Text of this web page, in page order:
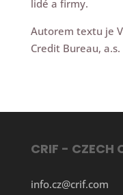
lidé a firmy.
Autorem textu je
Credit Bureau, a.s.
CRIF - CZECH
info.cz@crif.com